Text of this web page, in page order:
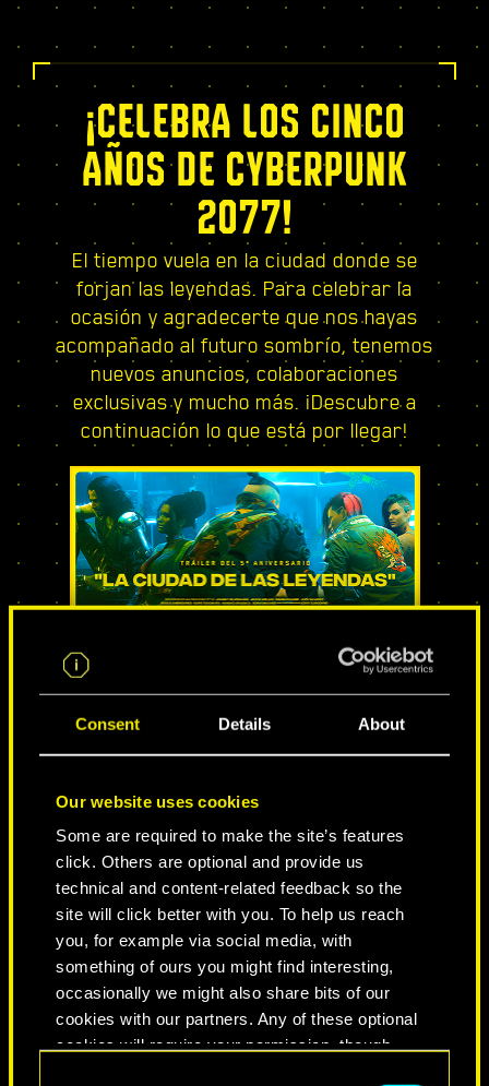
Consent Details About
Our website uses cookies
Some are required to make the site’s features
click. Others are optional and provide us
technical and content-related feedback so the
site will click better with you. To help us reach
you, for example via social media, with
something of ours you might find interesting,
occasionally we might also share bits of our
cookies with our partners. Any of these optional
cookies will require your permission, though.
más!
¡CELEBRA LOS CINCO
AÑOS DE CYBERPUNK
2077!
El tiempo vuela en la ciudad donde se
forjan las leyendas. Para celebrar la
ocasión y agradecerte que nos hayas
acompañado al futuro sombrío, tenemos
nuevos anuncios, colaboraciones
exclusivas y mucho más. ¡Descubre a
continuación lo que está por llegar!
CIUDAD DE LEYENDAS
NEVER FADE AWAY